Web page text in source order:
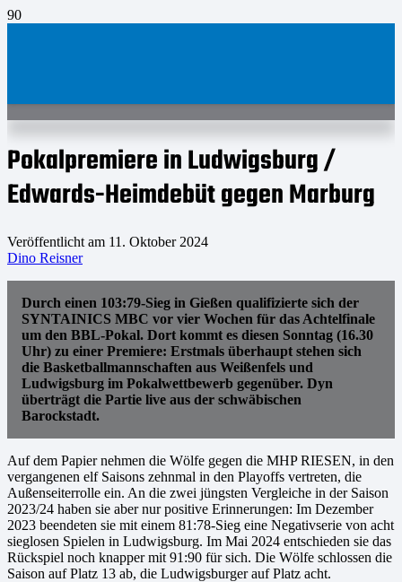
Pokalpremiere in Ludwigsburg /
Edwards-Heimdebüt gegen Marburg
Veröffentlicht am 11. Oktober 2024
Dino Reisner
Durch einen 103:79-Sieg in Gießen qualifizierte sich der
SYNTAINICS MBC vor vier Wochen für das Achtelfinale
um den BBL-Pokal. Dort kommt es diesen Sonntag (16.30
Uhr) zu einer Premiere: Erstmals überhaupt stehen sich
die Basketballmannschaften aus Weißenfels und
Ludwigsburg im Pokalwettbewerb gegenüber. Dyn
überträgt die Partie live aus der schwäbischen
Barockstadt.
Auf dem Papier nehmen die Wölfe gegen die MHP RIESEN, in den
vergangenen elf Saisons zehnmal in den Playoffs vertreten, die
Außenseiterrolle ein. An die zwei jüngsten Vergleiche in der Saison
2023/24 haben sie aber nur positive Erinnerungen: Im Dezember
2023 beendeten sie mit einem 81:78-Sieg eine Negativserie von acht
sieglosen Spielen in Ludwigsburg. Im Mai 2024 entschieden sie das
Rückspiel noch knapper mit 91:90 für sich. Die Wölfe schlossen die
Saison auf Platz 13 ab, die Ludwigsburger auf Platz acht.